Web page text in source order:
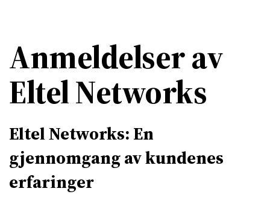
Anmeldelser av
Eltel Networks
Eltel Networks: En
gjennomgang av kundenes
erfaringer